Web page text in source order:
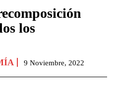
los
9 Noviembre, 2022